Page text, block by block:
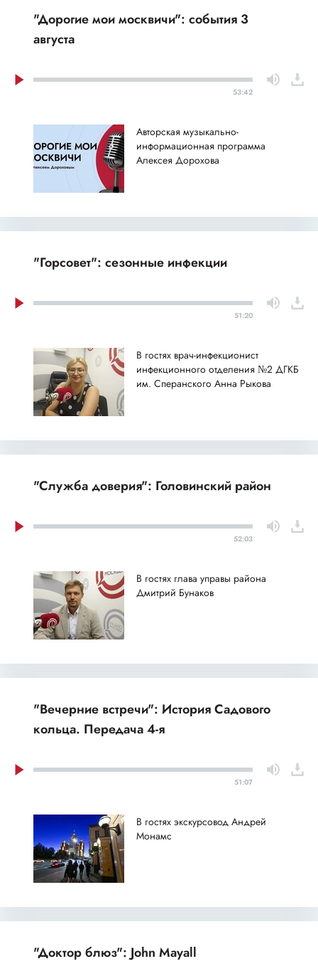
"Дорогие мои москвичи": события 3
августа
53:42
Авторская музыкально-
информационная программа
Алексея Дорохова
"Горсовет": сезонные инфекции
51:20
В гостях врач-инфекционист
инфекционного отделения №2 ДГКБ
им. Сперанского Анна Рыкова
"Служба доверия": Головинский район
52:03
В гостях глава управы района
Дмитрий Бунаков
"Вечерние встречи": История Садового
кольца. Передача 4-я
51:07
В гостях экскурсовод Андрей
Монамс
"Доктор блюз": John Mayall